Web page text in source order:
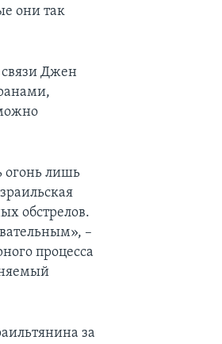
они так
Джен
огонь лишь
обстрелов.
–
процесса
за